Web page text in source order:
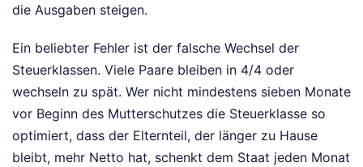
die Ausgaben steigen.
Ein beliebter Fehler ist der falsche Wechsel der
Steuerklassen. Viele Paare bleiben in 4/4 oder
wechseln zu spät. Wer nicht mindestens sieben Monate
vor Beginn des Mutterschutzes die Steuerklasse so
optimiert, dass der Elternteil, der länger zu Hause
bleibt, mehr Netto hat, schenkt dem Staat jeden Monat